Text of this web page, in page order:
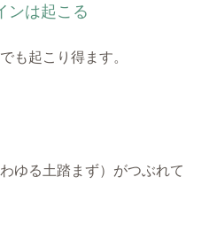
ンは起こる
も起こり得ます。
ゆる土踏まず）がつぶれて